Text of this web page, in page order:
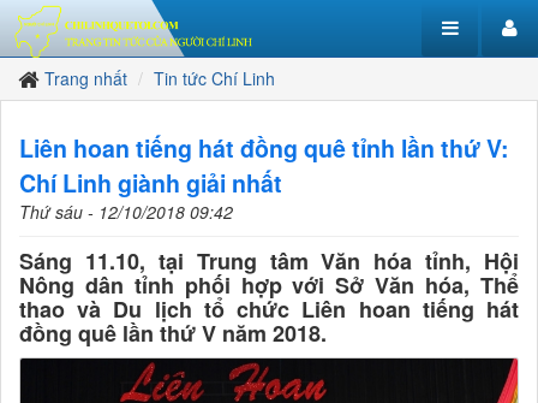
Trang nhất Tin tức Chí Linh
Liên hoan tiếng hát đồng quê tỉnh lần thứ V:
Chí Linh giành giải nhất
Thứ sáu - 12/10/2018 09:42
Sáng 11.10, tại Trung tâm Văn hóa tỉnh, Hội
Nông dân tỉnh phối hợp với Sở Văn hóa, Thể
thao và Du lịch tổ chức Liên hoan tiếng hát
đồng quê lần thứ V năm 2018.